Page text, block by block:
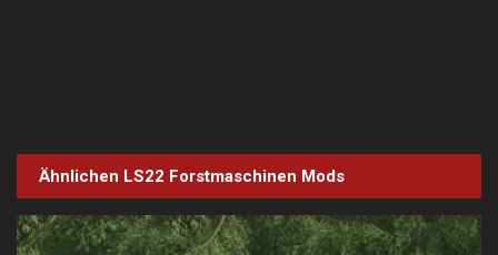
Ähnlichen LS22 Forstmaschinen Mods